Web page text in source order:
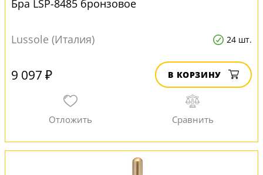
Бра LSP-8485 бронзовое
Lussole (Италия) 24 шт.
9 097 ₽ В КОРЗИНУ